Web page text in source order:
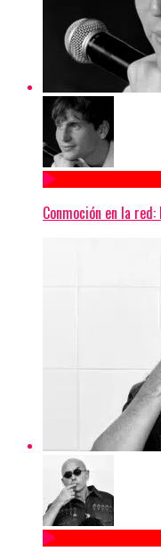
Conmoción en la